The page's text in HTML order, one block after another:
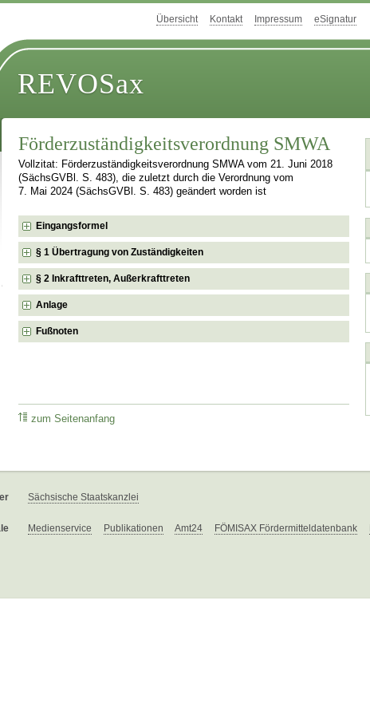
Übersicht Kontakt Impressum eSignatur
REVOSax
Förderzuständigkeitsverordnung SMWA
Vollzitat: Förderzuständigkeitsverordnung SMWA vom 21. Juni 2018
(SächsGVBl. S. 483), die zuletzt durch die Verordnung vom
7. Mai 2024 (SächsGVBl. S. 483) geändert worden ist
Eingangsformel
§ 1 Übertragung von Zuständigkeiten
§ 2 Inkrafttreten, Außerkrafttreten
Anlage
Fußnoten
zum Seitenanfang
Sächsische Staatskanzlei
Medienservice Publikationen Amt24 FÖMISAX Fördermitteldatenbank